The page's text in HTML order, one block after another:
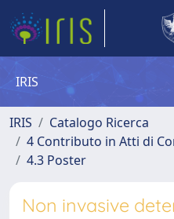
IRIS
IRIS
Catalogo Ricerca
4 Contributo in Atti di
4.3 Poster
Non invasive